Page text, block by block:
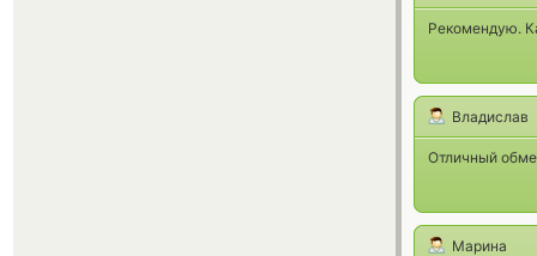
Рекомендую.
Владислав
Отличный
Марина